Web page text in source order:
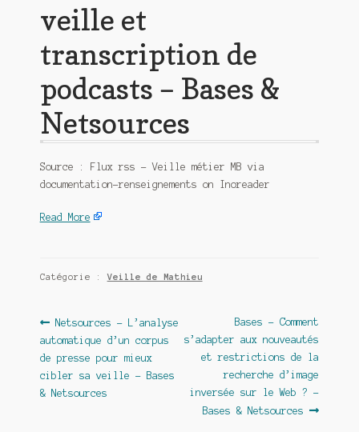
veille et
transcription de
podcasts – Bases &
Netsources
Source : Flux rss – Veille métier MB via
documentation-renseignements on Inoreader
Read More
Catégorie :Veille de Mathieu
Navigation
de
l’article
Article
précédent :
Netsources – L’analyse
automatique d’un corpus
de presse pour mieux
cibler sa veille – Bases
& Netsources
Article
suivant :
Bases – Comment
s’adapter aux nouveautés
et restrictions de la
recherche d’image
inversée sur le Web ? –
Bases & Netsources